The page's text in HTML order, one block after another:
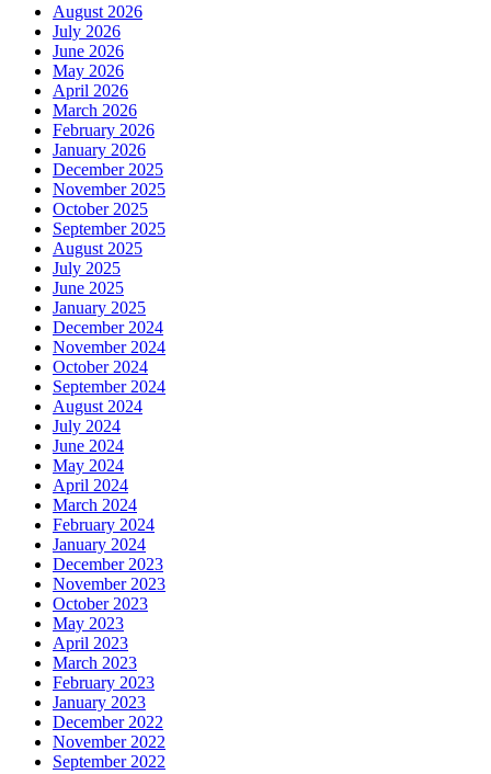
August 2026
July 2026
June 2026
May 2026
April 2026
March 2026
February 2026
January 2026
December 2025
November 2025
October 2025
September 2025
August 2025
July 2025
June 2025
January 2025
December 2024
November 2024
October 2024
September 2024
August 2024
July 2024
June 2024
May 2024
April 2024
March 2024
February 2024
January 2024
December 2023
November 2023
October 2023
May 2023
April 2023
March 2023
February 2023
January 2023
December 2022
November 2022
September 2022